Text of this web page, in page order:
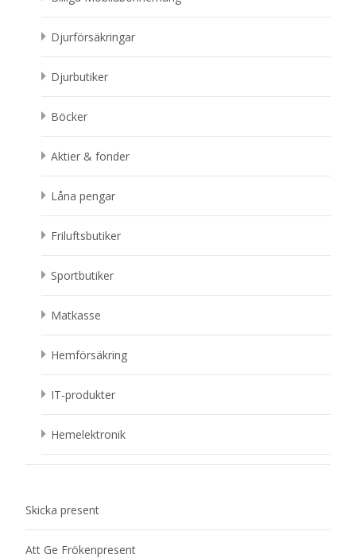
Djurförsäkringar
Djurbutiker
Böcker
Aktier & fonder
Låna pengar
Friluftsbutiker
Sportbutiker
Matkasse
Hemförsäkring
IT-produkter
Hemelektronik
Skicka present
Att Ge Frökenpresent